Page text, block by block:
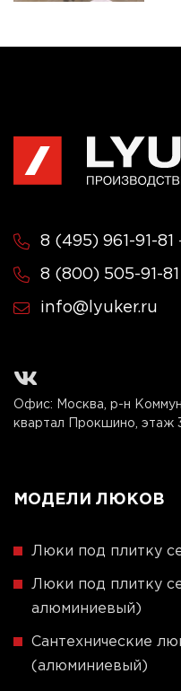
8 (495) 961-91-81
8 (800) 505-91-81
info@lyuker.ru
Офис: Москва, р-н
квартал Прокшино, этаж
МОДЕЛИ ЛЮКОВ
Люки под плитку
Люки под плитку
алюминиевый)
Сантехнические
(алюминиевый)